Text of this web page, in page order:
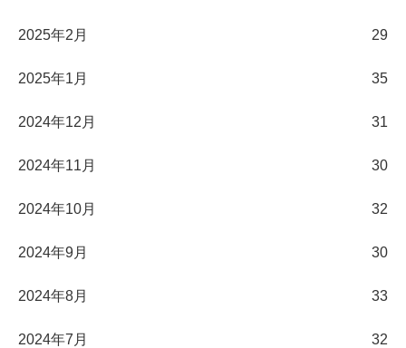
2025年2月 29
2025年1月 35
2024年12月 31
2024年11月 30
2024年10月 32
2024年9月 30
2024年8月 33
2024年7月 32